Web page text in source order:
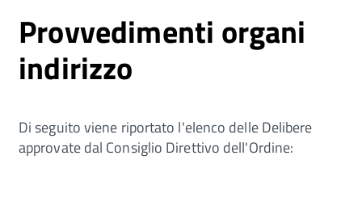
Provvedimenti organi
indirizzo
Di seguito viene riportato l'elenco delle Delibere
approvate dal Consiglio Direttivo dell'Ordine: